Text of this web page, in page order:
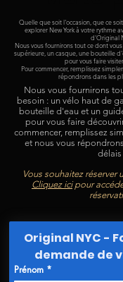
Quelle que soit l'occasion, que ce
explorer New York à votre rythme
d'Original
Nous vous fournirons tout ce dont
supérieure, un casque, une bouteille
pour vous faire
Pour commencer, remplissez
répondrons dans les
Nous vous fournirons
besoin : un vélo haut de
bouteille d'eau et un
pour vous faire
commencer, remplissez
et nous vous
délais
Vous souhaitez réserver
Cliquez icipour
Original NYC -
demande de
Prénom *